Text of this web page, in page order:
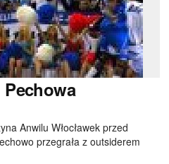
Anwilu Włocławek przed
przegrała z outsiderem